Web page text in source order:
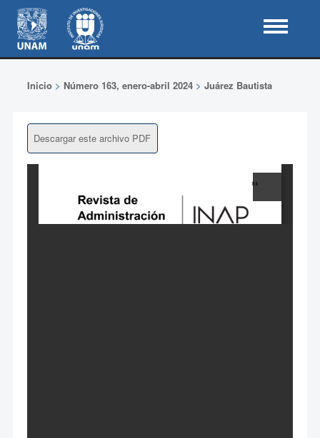
Inicio> Número 163, enero-abril 2024> Juárez Bautista
Descargar este archivo PDF